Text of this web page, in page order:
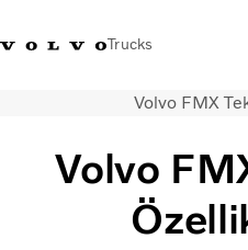
Trucks
Volvo Trucks Mağazası
Taşımacılık çözümleri
Volvo FMX
Volvo